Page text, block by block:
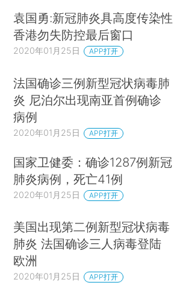
袁国勇:新冠肺炎具高度传染性
香港勿失防控最后窗口
2020年01月25日 APP打开
法国确诊三例新型冠状病毒肺
炎 尼泊尔出现南亚首例确诊
病例
2020年01月25日 APP打开
国家卫健委：确诊1287例新冠
肺炎病例，死亡41例
2020年01月25日 APP打开
美国出现第二例新型冠状病毒
肺炎 法国确诊三人病毒登陆
欧洲
2020年01月25日 APP打开